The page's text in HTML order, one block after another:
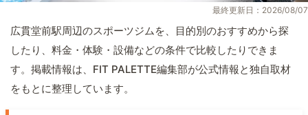
最終更新日：2026/08/07
広貫堂前駅周辺のスポーツジムを、目的別のおすすめから探
したり、料金・体験・設備などの条件で比較したりできま
す。掲載情報は、FIT PALETTE編集部が公式情報と独自取材
をもとに整理しています。